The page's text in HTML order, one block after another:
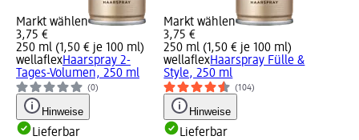
Markt wählen
3,75 €
250 ml (1,50 € je 100 ml)
wellaflexHaarspray 2-
Tages-Volumen, 250 ml
(0)
Hinweise
Lieferbar
Markt wählen
3,75 €
250 ml (1,50 € je 100 ml)
wellaflexHaarspray Fülle &
Style, 250 ml
(104)
Hinweise
Lieferbar